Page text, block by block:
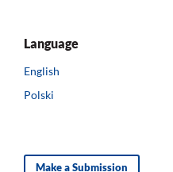
Language
English
Polski
Make a Submission